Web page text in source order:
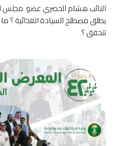
النائب هشام الحصري عضو مجلس
يطلق مصطلح السيادة الغذائية ؟
تتحقق ؟